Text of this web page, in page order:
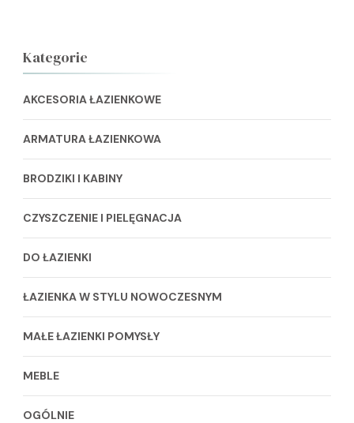
Kategorie
AKCESORIA ŁAZIENKOWE
ARMATURA ŁAZIENKOWA
BRODZIKI I KABINY
CZYSZCZENIE I PIELĘGNACJA
DO ŁAZIENKI
ŁAZIENKA W STYLU NOWOCZESNYM
MAŁE ŁAZIENKI POMYSŁY
MEBLE
OGÓLNIE